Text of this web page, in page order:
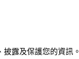
露及保護您的資訊。